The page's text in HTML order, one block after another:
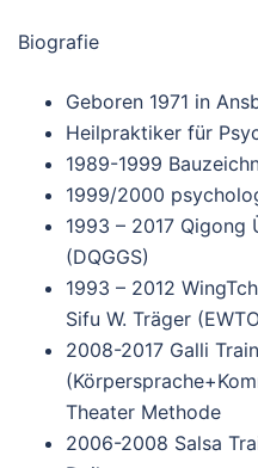
Biografie
Geboren 1971 in
Heilpraktiker für
1989-1999
1999/2000
1993 – 2017 Qigong
(DQGGS)
1993 – 2012
Sifu W. Träger
2008-2017 Galli
Theater Methode
2006-2008 Salsa